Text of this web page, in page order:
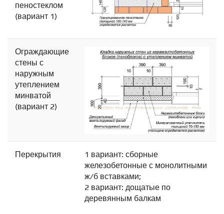
пеностеклом
(вариант 1)
Ограждающие
стены с
наружным
утеплением
минватой
(вариант 2)
Перекрытия
1 вариант: сборные
железобетонные с монолитными
ж/б вставками;
2 вариант: дощатые по
деревянным балкам